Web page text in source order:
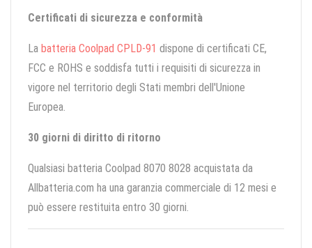
Certificati di sicurezza e conformità
La batteria Coolpad CPLD-91 dispone di certificati CE,
FCC e ROHS e soddisfa tutti i requisiti di sicurezza in
vigore nel territorio degli Stati membri dell'Unione
Europea.
30 giorni di diritto di ritorno
Qualsiasi batteria Coolpad 8070 8028 acquistata da
Allbatteria.com ha una garanzia commerciale di 12 mesi e
può essere restituita entro 30 giorni.